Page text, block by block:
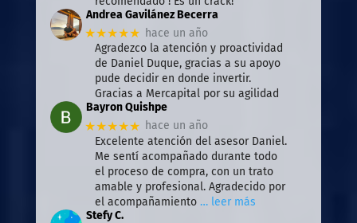
Andrea Gavilánez Becerra
★★★★★ hace un año
Agradezco la atención y proactividad
de Daniel Duque, gracias a su apoyo
pude decidir en donde invertir.
Gracias a Mercapital por su agilidad
Bayron Quishpe
★★★★★ hace un año
Excelente atención del asesor Daniel.
Me sentí acompañado durante todo
el proceso de compra, con un trato
amable y profesional. Agradecido por
el acompañamiento … leer más
Stefy C.